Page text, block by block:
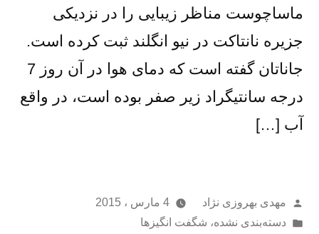
ماساچوست مناظر زیبایی را در نزدیکی
جزیره نانتاکت در نیو انگلند ثبت کرده است.
جاناتان گفته است که دمای هوا در آن روز 7
درجه سانتیگراد زیر صفر بوده است، در واقع
آب […]
از
مهدی بهروزی نژاد
4 مارس ، 2015
ارسال
دسته‌بندی نشده، شگفت انگیزها